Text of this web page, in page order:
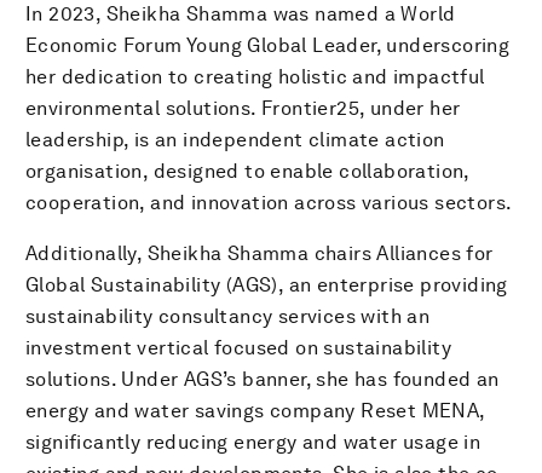
In 2023, Sheikha Shamma was named a World
Economic Forum Young Global Leader, underscoring
her dedication to creating holistic and impactful
environmental solutions. Frontier25, under her
leadership, is an independent climate action
organisation, designed to enable collaboration,
cooperation, and innovation across various sectors.
Additionally, Sheikha Shamma chairs Alliances for
Global Sustainability (AGS), an enterprise providing
sustainability consultancy services with an
investment vertical focused on sustainability
solutions. Under AGS’s banner, she has founded an
energy and water savings company Reset MENA,
significantly reducing energy and water usage in